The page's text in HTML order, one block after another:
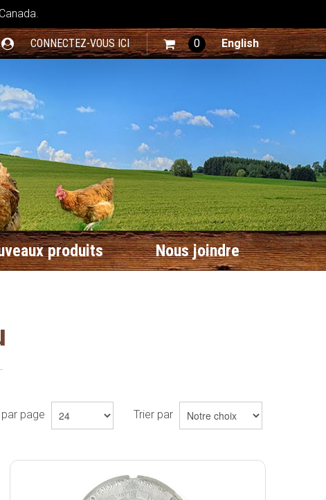
CONNECTEZ-VOUS ICI 0 English
produits Nous joindre
page Trier par